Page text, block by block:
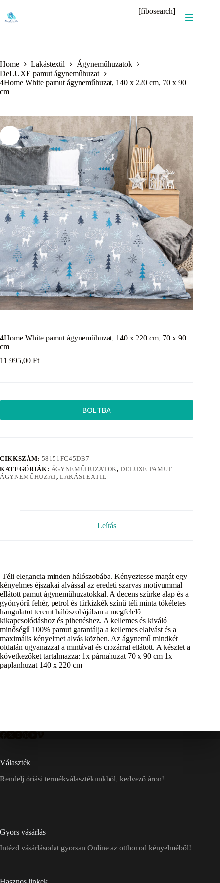
content
[fibosearch]
Home Lakástextil
Ágyneműhuzatok
DeLUXE pamut ágyneműhuzat
4Home White pamut ágyneműhuzat, 140 x 220 cm, 70 x 90
cm
4Home White pamut ágyneműhuzat, 140 x 220 cm, 70 x 90
cm
11 995,00 Ft
BOLTBA
CIKKSZÁM: 58151FC45DB7
KATEGÓRIÁK: ÁGYNEMŰHUZATOK,DELUXE PAMUT
ÁGYNEMŰHUZAT,LAKÁSTEXTIL
Leírás
Téli elegancia minden hálószobába. Kényeztesse magát egy
kényelmes éjszakai alvással az eredeti szarvas motívummal
ellátott pamut ágyneműhuzatokkal. A decens szürke alap és a
gyönyörű fehér, petrol és türkizkék színű téli minta tökéletes
hangulatot teremt hálószobájában a megfelelő
kikapcsolódáshoz és pihenéshez. A kellemes és kiváló
minőségű 100% pamut garantálja a kellemes elalvást és a
maximális kényelmet alvás közben. Az ágynemű mindkét
oldalán ugyanazzal a mintával és cipzárral ellátott. A készlet a
következőket tartalmazza: 1x párnahuzat 70 x 90 cm 1x
paplanhuzat 140 x 220 cm
Választék
Rendelj óriási termékválasztékunkból, kedvező áron!
Gyors vásárlás
Intézd vásárlásodat gyorsan Online az otthonod kényelméből!